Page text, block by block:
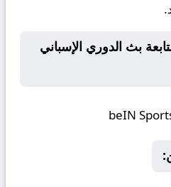
بث الدوري الإسباني